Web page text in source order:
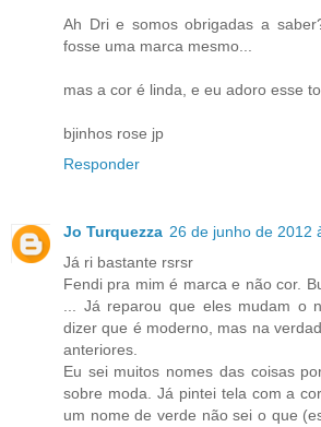
Ah Dri e somos obrigadas a
fosse uma marca mesmo...
mas a cor é linda, e eu adoro esse
bjinhos rose jp
Responder
Jo Turquezza 26 de junho de 2012
Já ri bastante rsrsr
Fendi pra mim é marca e não cor.
... Já reparou que eles mudam o
dizer que é moderno, mas na
anteriores.
Eu sei muitos nomes das coisas
sobre moda. Já pintei tela com a
um nome de verde não sei o que